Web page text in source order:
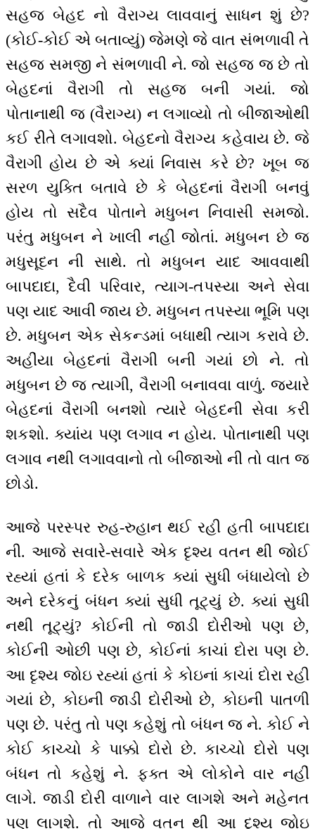
સહજ બેહદ નો વૈરાગ્ય લાવવાનું સાધન શું છે?
(કોઈ-કોઈ એ બતાવ્યું) જેમણે જે વાત સંભળાવી તે
સહજ સમજી ને સંભળાવી ને. જો સહજ જ છે તો
બેહદનાં વૈરાગી તો સહજ બની ગયાં. જો
પોતાનાથી જ (વૈરાગ્ય) ન લગાવ્યો તો બીજાઓથી
કઈ રીતે લગાવશો. બેહદનો વૈરાગ્ય કહેવાય છે. જે
વૈરાગી હોય છે એ ક્યાં નિવાસ કરે છે? ખૂબ જ
સરળ યુક્તિ બતાવે છે કે બેહદનાં વૈરાગી બનવું
હોય તો સદૈવ પોતાને મધુબન નિવાસી સમજો.
પરંતુ મધુબન ને ખાલી નહીં જોતાં. મધુબન છે જ
મધુસૂદન ની સાથે. તો મધુબન યાદ આવવાથી
બાપદાદા, દૈવી પરિવાર, ત્યાગ-તપસ્યા અને સેવા
પણ યાદ આવી જાય છે. મધુબન તપસ્યા ભૂમિ પણ
છે. મધુબન એક સેકન્ડમાં બધાથી ત્યાગ કરાવે છે.
અહીંયા બેહદનાં વૈરાગી બની ગયાં છો ને. તો
મધુબન છે જ ત્યાગી, વૈરાગી બનાવવા વાળું. જ્યારે
બેહદનાં વૈરાગી બનશો ત્યારે બેહદની સેવા કરી
શકશો. ક્યાંય પણ લગાવ ન હોય. પોતાનાથી પણ
લગાવ નથી લગાવવાનો તો બીજાઓ ની તો વાત જ
છોડો.
આજે પરસ્પર રુહ-રુહાન થઈ રહી હતી બાપદાદા
ની. આજે સવારે-સવારે એક દૃશ્ય વતન થી જોઈ
રહ્યાં હતાં કે દરેક બાળક ક્યાં સુધી બંધાયેલો છે
અને દરેકનું બંધન ક્યાં સુધી તૂટ્યું છે. ક્યાં સુધી
નથી તૂટ્યું? કોઈની તો જાડી દોરીઓ પણ છે,
કોઈની ઓછી પણ છે, કોઈનાં કાચાં દોરા પણ છે.
આ દૃશ્ય જોઇ રહ્યાં હતાં કે કોઇનાં કાચાં દોરા રહી
ગયાં છે, કોઇની જાડી દોરીઓ છે, કોઇની પાતળી
પણ છે. પરંતુ તો પણ કહેશું તો બંધન જ ને. કોઈ ને
કોઈ કાચ્ચો કે પાક્કો દોરો છે. કાચ્ચો દોરો પણ
બંધન તો કહેશું ને. ફક્ત એ લોકોને વાર નહીં
લાગે. જાડી દોરી વાળાને વાર લાગશે અને મહેનત
પણ લાગશે. તો આજે વતન થી આ દૃશ્ય જોઇ